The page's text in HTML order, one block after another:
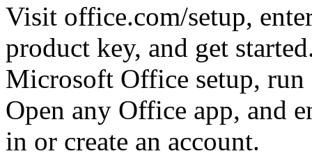
Visit office.com/setup,
product key, and get
Microsoft Office setup,
Open any Office app, and
in or create an account.